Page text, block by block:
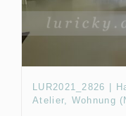
LUR2021_2826 |
Atelier, Wohnung